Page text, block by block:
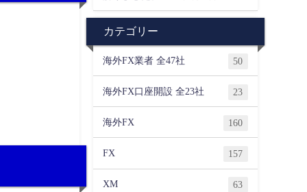
カテゴリー
海外FX業者 全47社 50
海外FX口座開設 全23社 23
海外FX 160
FX 157
XM 63